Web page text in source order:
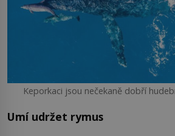
Keporkaci jsou nečekaně dobří
Umí udržet rymus